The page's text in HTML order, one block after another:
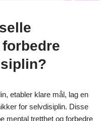
etabler klare mål, lag en
for selvdisiplin. Disse
mental tretthet og forbedre